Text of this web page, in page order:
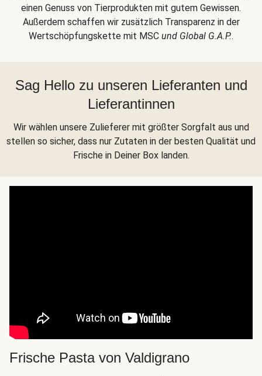
einen Genuss von Tierprodukten mit gutem Gewissen.
Außerdem schaffen wir zusätzlich Transparenz in der
Wertschöpfungskette mit MSC und Global G.A.P..
Sag Hello zu unseren Lieferanten und
Lieferantinnen
Wir wählen unsere Zulieferer mit größter Sorgfalt aus und
stellen so sicher, dass nur Zutaten in der besten Qualität und
Frische in Deiner Box landen.
Frische Pasta von Valdigrano